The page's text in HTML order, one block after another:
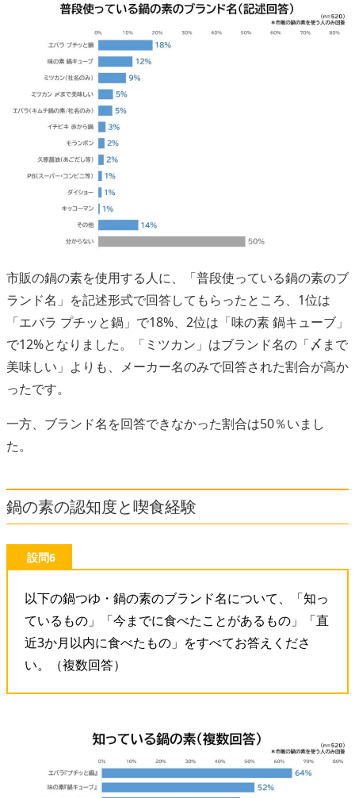
市販の鍋の素を使用する人に、「普段使っている鍋の素のブ
ランド名」を記述形式で回答してもらったところ、1位は
「エバラ プチッと鍋」で18%、2位は「味の素 鍋キューブ」
で12%となりました。「ミツカン」はブランド名の「〆まで
美味しい」よりも、メーカー名のみで回答された割合が高か
ったです。
一方、ブランド名を回答できなかった割合は50％いまし
た。
鍋の素の認知度と喫食経験
設問6
以下の鍋つゆ・鍋の素のブランド名について、「知っ
ているもの」「今までに食べたことがあるもの」「直
近3か月以内に食べたもの」をすべてお答えくださ
い。（複数回答）